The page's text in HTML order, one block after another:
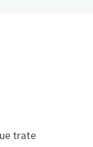
trate